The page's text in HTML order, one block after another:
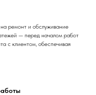
ремонт и обслуживание
— перед началом работ
с клиентом, обеспечивая